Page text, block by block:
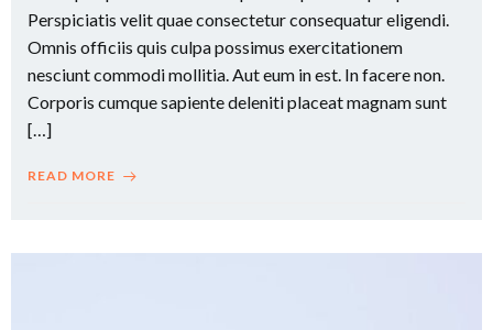
Perspiciatis velit quae consectetur consequatur eligendi.
Omnis officiis quis culpa possimus exercitationem
nesciunt commodi mollitia. Aut eum in est. In facere non.
Corporis cumque sapiente deleniti placeat magnam sunt
[…]
READ MORE